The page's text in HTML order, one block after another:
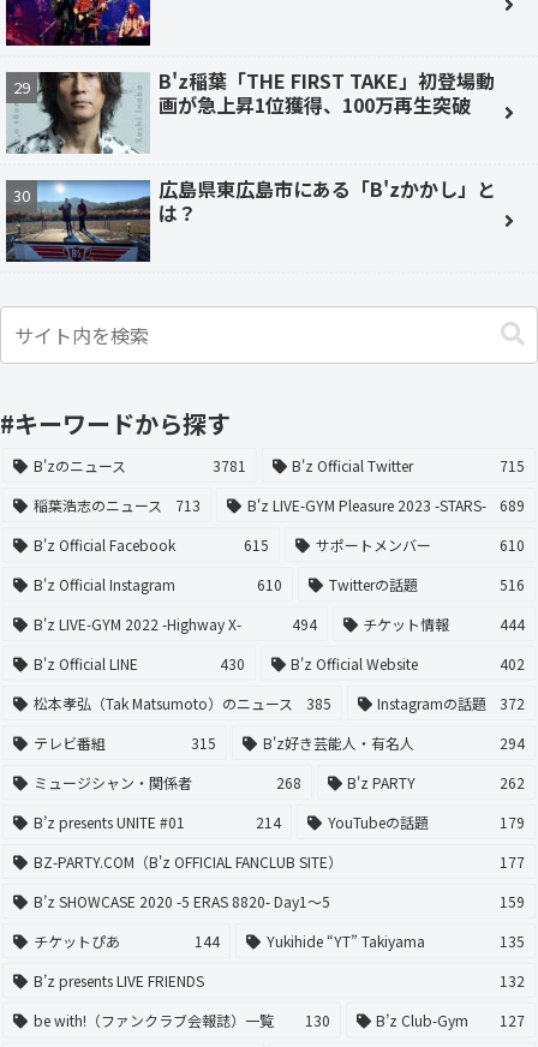
B'z稲葉「THE FIRST TAKE」初登場動
画が急上昇1位獲得、100万再生突破
広島県東広島市にある「B'zかかし」と
は？
#キーワードから探す
B'zのニュース 3781 B'z Official Twitter
715
稲葉浩志のニュース
713 B'z LIVE-GYM Pleasure 2023 -STARS-
689
B'z Official Facebook
615 サポートメンバー
610
B'z Official Instagram
610 Twitterの話題
516
B'z LIVE-GYM 2022 -Highway X-
494 チケット情報
444
B'z Official LINE
430 B'z Official Website
402
松本孝弘（Tak Matsumoto）のニュース
385 Instagramの話題
372
テレビ番組
315 B'z好き芸能人・有名人
294
ミュージシャン・関係者
268 B'z PARTY
262
B’z presents UNITE #01
214 YouTubeの話題
179
BZ-PARTY.COM（B'z OFFICIAL FANCLUB SITE）
177
B’z SHOWCASE 2020 -5 ERAS 8820- Day1〜5
159
チケットぴあ
144 Yukihide “YT” Takiyama
135
B’z presents LIVE FRIENDS
132
be with!（ファンクラブ会報誌）一覧
130 B’z Club-Gym
127